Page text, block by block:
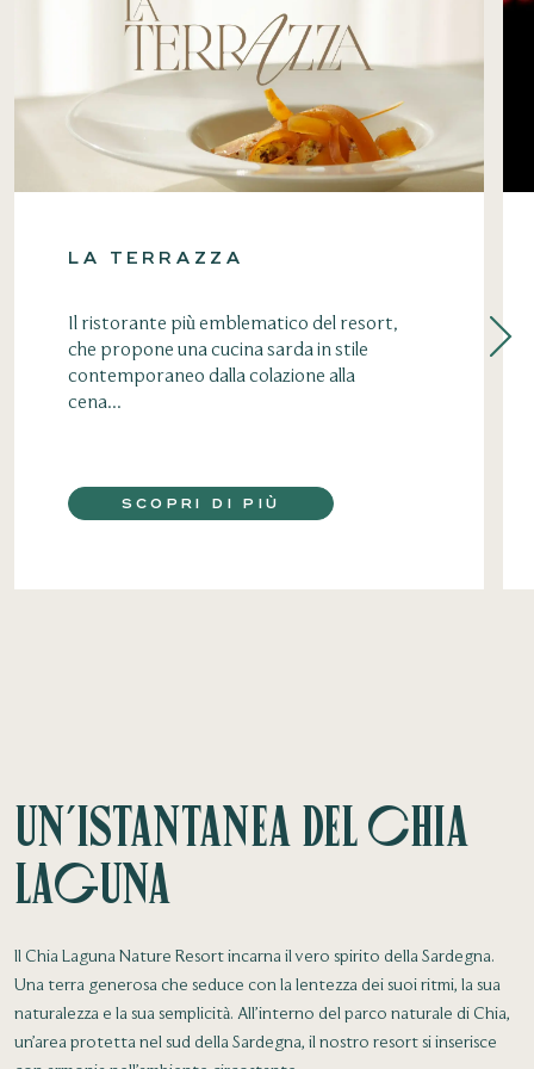
LA TERRAZZA
Il ristorante più emblematico del resort,
che propone una cucina sarda in stile
contemporaneo dalla colazione alla
cena...
SCOPRI DI PIÙ
Un’istantanea del Chia
Laguna
Il Chia Laguna Nature Resort incarna il vero spirito della Sardegna.
Una terra generosa che seduce con la lentezza dei suoi ritmi, la sua
naturalezza e la sua semplicità. All’interno del parco naturale di Chia,
un’area protetta nel sud della Sardegna, il nostro resort si inserisce